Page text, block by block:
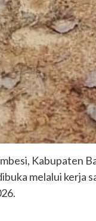
Kabupaten
melalui kerja